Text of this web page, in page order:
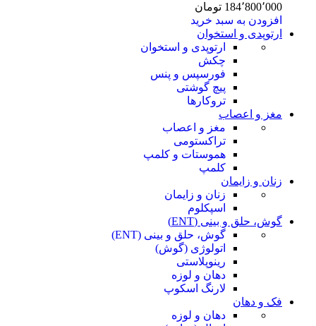
184٬800٬000 تومان
افزودن به سبد خرید
ارتوپدی و استخوان
ارتوپدی و استخوان
چکش
فورسپس و پنس
پیچ گوشتی
تروکارها
مغز و اعصاب
مغز و اعصاب
تراکستومی
هموستات و کلمپ
کلمپ
زنان و زایمان
زنان و زایمان
اسپکلوم
گوش، حلق و بینی (ENT)
گوش، حلق و بینی (ENT)
اتولوژی (گوش)
رینوپلاستی
دهان و لوزه
لارنگ اسکوپ
فک و دهان
دهان و لوزه